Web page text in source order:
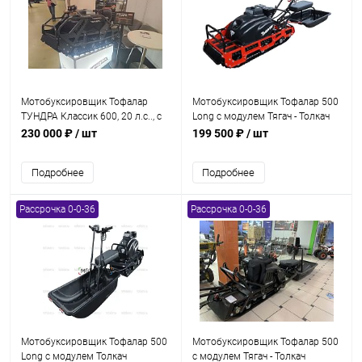
Мотобуксировщик Тофалар
ТУНДРА Классик 600, 20 л.с.., с
реверсом, с электростартером,
230 000 ₽/ шт
Подробнее
Мотобуксировщик Тофалар 500
Long с модулем Тягач - Толкач
стандарт. 20 л.с.. с
подогревом. катковая
199 500 ₽/ шт
Подробнее
Рассрочка 0-0-36
Мотобуксировщик Тофалар 500
Long с модулем Толкач
Рассрочка 0-0-36
Мотобуксировщик Тофалар 500
с модулем Тягач - Толкач